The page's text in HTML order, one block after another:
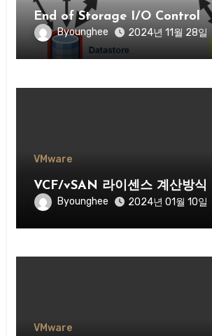
End of Storage I/O Control
Byounghee 2024년 11월 28일
VMware
VCF/vSAN 라이센스 계산방식
Byounghee 2024년 01월 10일
VMware